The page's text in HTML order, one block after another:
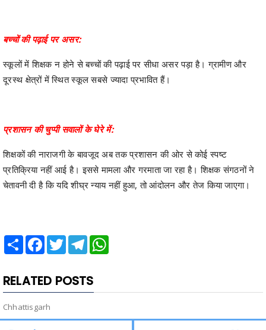
बच्चों की पढ़ाई पर असर:
स्कूलों में शिक्षक न होने से बच्चों की पढ़ाई पर सीधा असर पड़ा है। ग्रामीण और
दूरस्थ क्षेत्रों में स्थित स्कूल सबसे ज्यादा प्रभावित हैं।
प्रशासन की चुप्पी सवालों के घेरे में:
शिक्षकों की नाराजगी के बावजूद अब तक प्रशासन की ओर से कोई स्पष्ट
प्रतिक्रिया नहीं आई है। इससे मामला और गरमाता जा रहा है। शिक्षक संगठनों ने
चेतावनी दी है कि यदि शीघ्र न्याय नहीं हुआ, तो आंदोलन और तेज किया जाएगा।
Share Facebook
TwitterTelegram
RELATED POSTS
Chhattisgarh